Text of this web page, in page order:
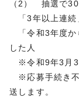
（2） 抽選で
「3年以上連続
「令和3年度か
した人
※令和9年3月
※応募手続き不
送します。